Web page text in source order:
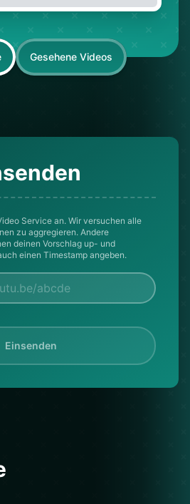
Gesehene Videos
Service an. Wir versuchen alle
zu aggregieren. Andere
deinen Vorschlag up- und
einen Timestamp angeben.
Einsenden